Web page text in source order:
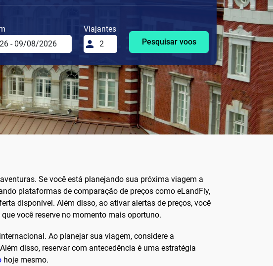
Viajantes
Pesquisar voos
Se você está planejando sua próxima viagem a
plataformas de comparação de preços como eLandFly,
disponível. Além disso, ao ativar alertas de preços, você
você reserve no momento mais oportuno.
Ao planejar sua viagem, considere a
disso, reservar com antecedência é uma estratégia
hoje mesmo.